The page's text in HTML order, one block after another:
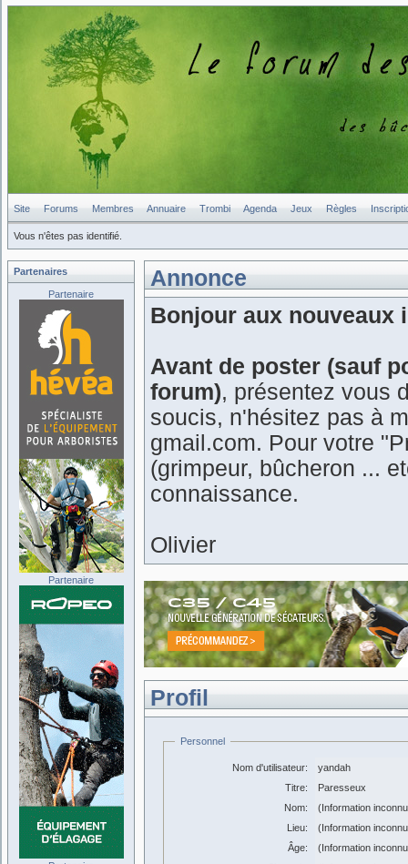
Site Forums Membres Annuaire Trombi Agenda Jeux Règles
Vous n'êtes pas identifié.
Annonce
Bonjour aux nouveaux
Avant de poster (sauf
forum), présentez vous
soucis, n'hésitez pas à
gmail.com. Pour votre
(grimpeur, bûcheron ...
connaissance.
Olivier
Profil
Personnel
Nom d'utilisateur:
yandah
Titre:
Paresseux
Nom:
(Information
Lieu:
(Information
Âge:
(Information
Partenaires
Partenaire
Partenaire